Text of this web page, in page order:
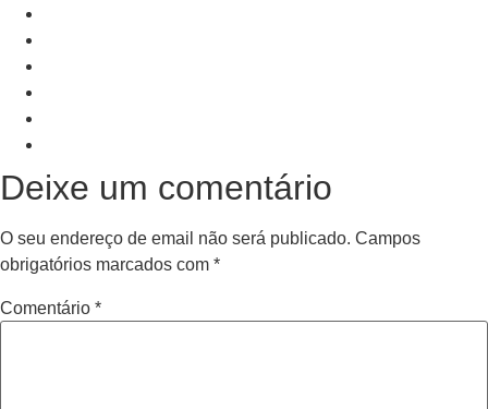
Deixe um comentário
O seu endereço de email não será publicado. Campos
obrigatórios marcados com *
Comentário *